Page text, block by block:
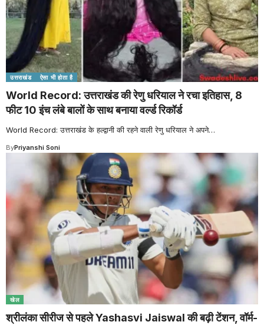
उत्तराखंड ऐसा भी होता है
World Record: उत्तराखंड की रेणु धरियाल ने रचा इतिहास, 8
फीट 10 इंच लंबे बालों के साथ बनाया वर्ल्ड रिकॉर्ड
World Record: उत्तराखंड के हल्द्वानी की रहने वाली रेणु धरियाल ने अपने…
ByPriyanshi Soni
खेल
श्रीलंका सीरीज से पहले Yashasvi Jaiswal की बढ़ी टेंशन, वॉर्म-